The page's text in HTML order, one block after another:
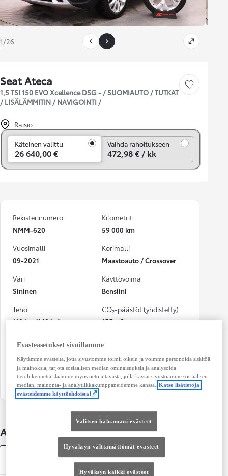
1/26
Seat Ateca
1,5 TSI 150 EVO Xcellence DSG - / SUOMIAUTO / TUTKAT
/ LISÄLÄMMITIN / NAVIGOINTI /
Tallenna auto
Raisio
Käteinen valittu
26 640,00 €
Vaihda rahoitukseen
472,98 € / kk
Rekisterinumero
NMM-620
Kilometrit
59 000 km
Vuosimalli
09-2021
Korimalli
Maastoauto / Crossover
Väri
Sininen
Käyttövoima
Bensiini
Teho
110 kw (148 hv)
CO₂-päästöt (yhdistetty)
155 g/km
Ovet
Auton lisätiedot
Tekniset tiedot
Evästeasetukset sivuillamme
Käytämme evästeitä, jotta sivustomme toimii oikein ja voimme personoida sisältöä
ja mainoksia, tarjota sosiaalisen median ominaisuuksia ja analysoida
tietoliikennettä. Jaamme myös tietoja tavasta, jolla käytät sivustoamme sosiaalisen
median, mainonta- ja analytiikkakumppaneidemme kanssa.
Katso lisätietoja
evästeidemme käyttöehdoista
Valitsen haluamani evästeet
Hyväksyn välttämättömät evästeet
Hyväksyn kaikki evästeet